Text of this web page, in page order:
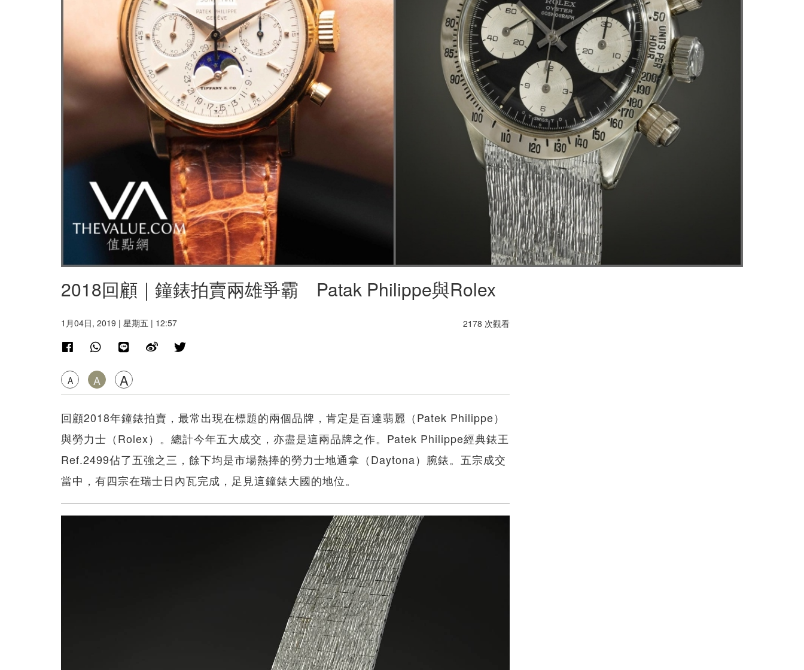
2018回顧｜鐘錶拍賣兩雄爭霸 Patak Philippe與Rolex
1月04日, 2019 | 星期五 | 12:57
A A A
2178 次觀看
回顧2018年鐘錶拍賣，最常出現在標題的兩個品牌，肯定是百達翡麗（Patek Philippe）
與勞力士（Rolex）。總計今年五大成交，亦盡是這兩品牌之作。Patek Philippe經典錶王
Ref.2499佔了五強之三，餘下均是市場熱捧的勞力士地通拿（Daytona）腕錶。五宗成交
當中，有四宗在瑞士日內瓦完成，足見這鐘錶大國的地位。